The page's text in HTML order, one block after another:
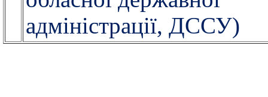
адміністрації, ДССУ)